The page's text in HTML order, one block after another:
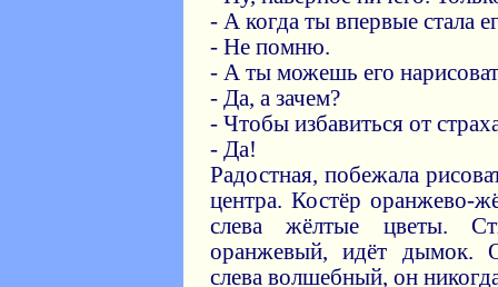
- А когда ты впервые стала
- Не помню.
- А ты можешь его
- Да, а зачем?
- Чтобы избавиться от
- Да!
Радостная, побежала
центра. Костёр оранжево-
слева жёлтые цветы.
оранжевый, идёт дымок.
слева волшебный, он